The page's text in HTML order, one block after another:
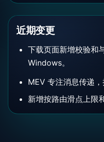
近期变更
下载页面新增校验和
Windows。
MEV 专注消息传递，
新增按路由滑点上限